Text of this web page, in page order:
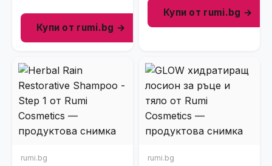
Купи от rumi.bg →
Купи от rumi.bg →
rumi.bg rumi.bg